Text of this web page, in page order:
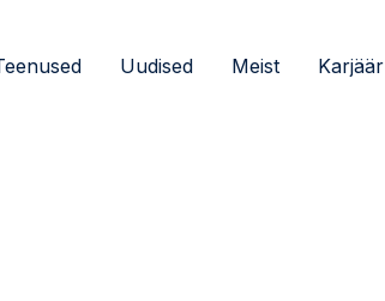
Uudised Meist Karjäär